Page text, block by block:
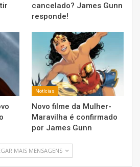
cancelado? James Gunn
responde!
Notícias
Novo filme da Mulher-
Maravilha é confirmado
por James Gunn
MAIS MENSAGENS